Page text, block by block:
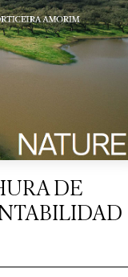
DE